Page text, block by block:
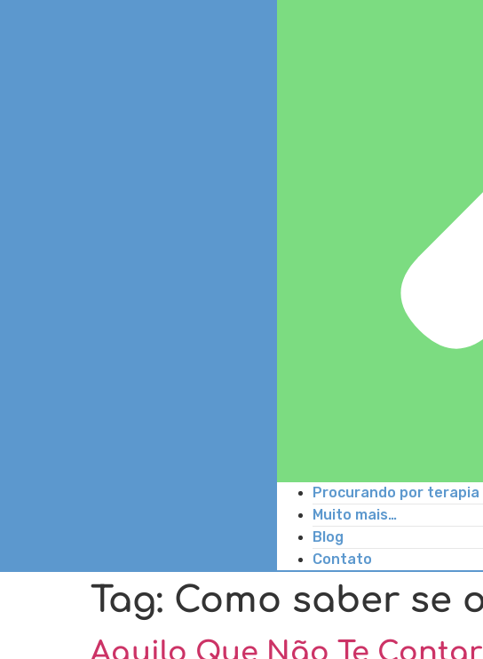
Procurando por terapia
Muito mais…
Blog
Contato
Tag: Como saber se
Aquilo Que Não Te